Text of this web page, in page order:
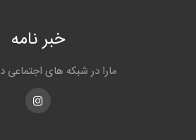
خبر نامه
مارا در شبکه های اجتماعی